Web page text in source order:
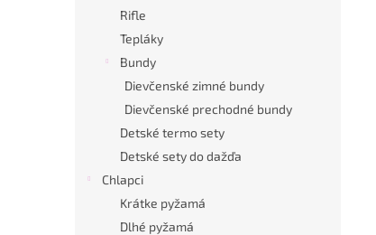
Rifle
Tepláky
Bundy
Dievčenské zimné bundy
Dievčenské prechodné bundy
Detské termo sety
Detské sety do dažďa
Chlapci
Krátke pyžamá
Dlhé pyžamá